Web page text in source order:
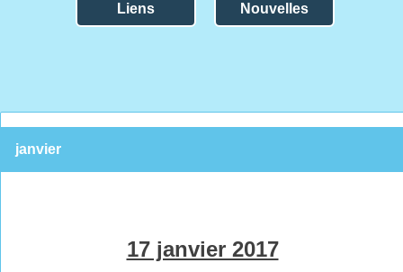
Liens Nouvelles
janvier
17 janvier 2017